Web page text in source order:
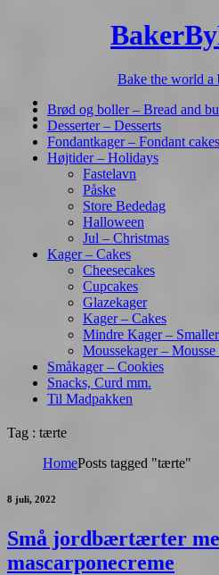
Bake the world a
Brød og boller – Bread and
Desserter – Desserts
Fondantkager – Fondant cakes
Højtider – Holidays
Fastelavn
Påske
Store Bededag
Halloween
Jul – Christmas
Kager – Cakes
Cheesecakes
Cupcakes
Glazekager
Kager – Cakes
Mindre Kager –
Moussekager – Mousse
Småkager – Cookies
Snacks, Curd mm.
Til Madpakken
Tag : tærte
HomePosts tagged "tærte"
8 juli, 2022
Små jordbærtærter
mascarponecreme